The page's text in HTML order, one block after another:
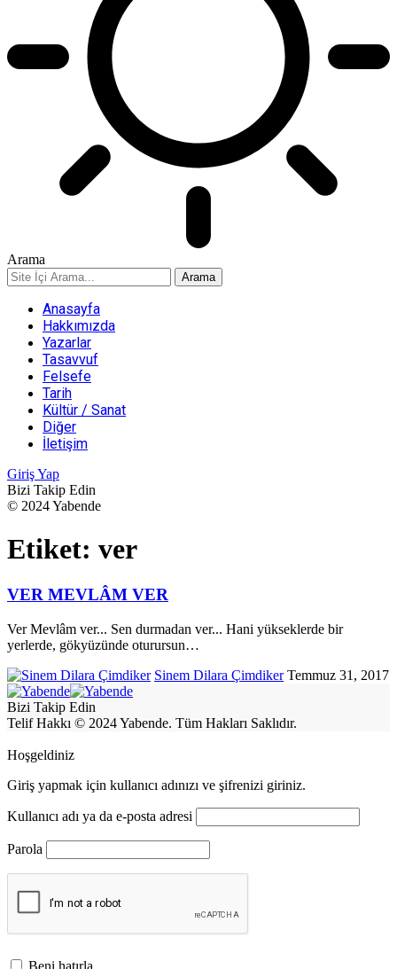
Arama
Anasayfa
Hakkımızda
Yazarlar
Tasavvuf
Felsefe
Tarih
Kültür / Sanat
Diğer
İletişim
Giriş Yap
Bizi Takip Edin
© 2024 Yabende
Etiket: ver
VER MEVLÂM VER
Ver Mevlâm ver... Sen durmadan ver... Hani yükseklerde bir
yerlerde, gökyüzünde oturursun…
Sinem Dilara Çimdiker Temmuz 31, 2017
Bizi Takip Edin
Telif Hakkı © 2024 Yabende. Tüm Hakları Saklıdır.
Hoşgeldiniz
Giriş yapmak için kullanıcı adınızı ve şifrenizi giriniz.
Kullanıcı adı ya da e-posta adresi
Parola
Beni hatırla